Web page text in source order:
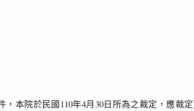
本院於民國110年4月30日所為之裁定，應裁